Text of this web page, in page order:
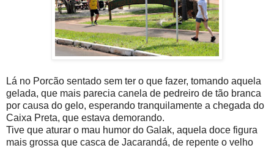
Lá no Porcão sentado sem ter o que fazer, tomando aquela
gelada, que mais parecia canela de pedreiro de tão branca
por causa do gelo, esperando tranquilamente a chegada do
Caixa Preta, que estava demorando.
Tive que aturar o mau humor do Galak, aquela doce figura
mais grossa que casca de Jacarandá, de repente o velho